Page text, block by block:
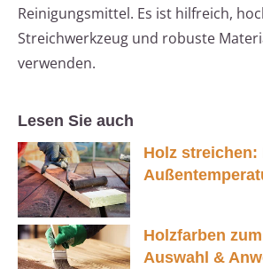
Reinigungsmittel. Es ist hilfreich,
Streichwerkzeug und robuste
verwenden.
Lesen Sie auch
Holz streichen:
Holzfarben
Auswahl &